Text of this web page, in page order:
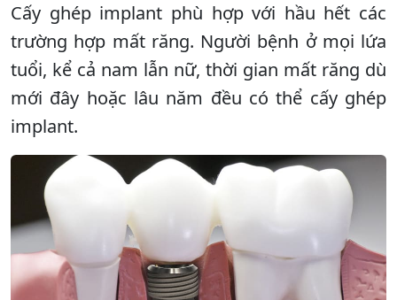
Cấy ghép implant phù hợp với hầu hết các
trường hợp mất răng. Người bệnh ở mọi lứa
tuổi, kể cả nam lẫn nữ, thời gian mất răng dù
mới đây hoặc lâu năm đều có thể cấy ghép
implant.